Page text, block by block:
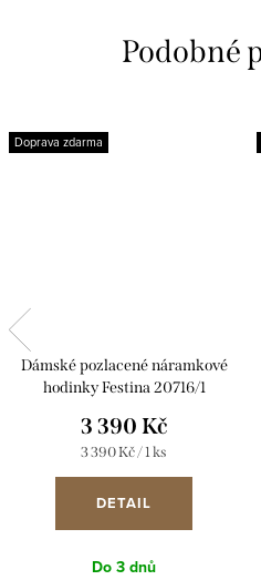
Doprava zdarma
Dámské pozlacené náramkové
hodinky Festina 20716/1
3 390 Kč
Měrná
3 390 Kč / 1 ks
DETAIL
Do 3 dnů